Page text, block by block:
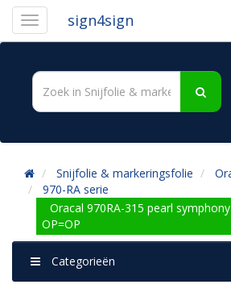
sign4sign
Snijfolie & markeringsfolie
970-RA serie
Oracal 970RA-315 pearl
OP=OP
Categorieën